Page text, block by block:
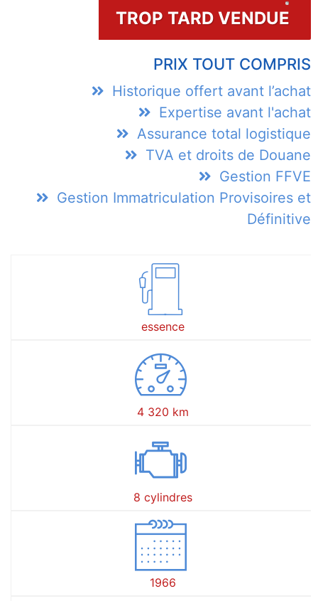
TROP TARD VENDUE
PRIX TOUT COMPRIS
Historique offert avant l’achat
Expertise avant l'achat
Assurance total logistique
TVA et droits de Douane
Gestion FFVE
Gestion Immatriculation Provisoires et
Définitive
essence
4 320 km
8 cylindres
1966